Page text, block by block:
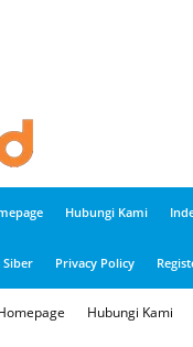
Hubungi Kami
Siber Privacy Policy
Hubungi Kami